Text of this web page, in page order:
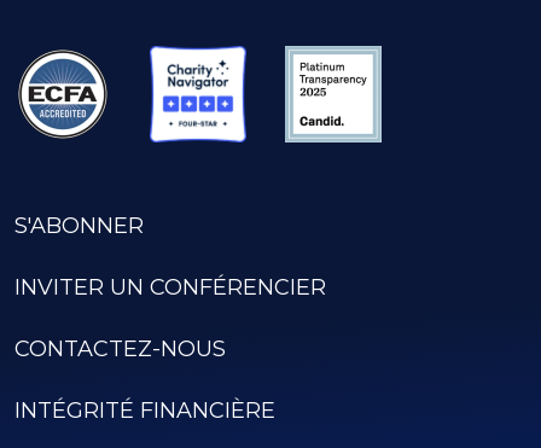
S'ABONNER
INVITER UN CONFÉRENCIER
CONTACTEZ-NOUS
INTÉGRITÉ FINANCIÈRE